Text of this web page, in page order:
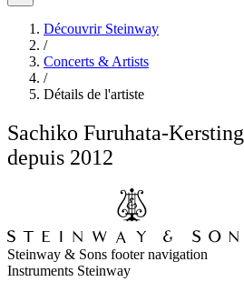
Découvrir Steinway
/
Concerts & Artists
/
Détails de l'artiste
Sachiko Furuhata-Kersting
depuis 2012
Steinway & Sons footer navigation
Instruments Steinway